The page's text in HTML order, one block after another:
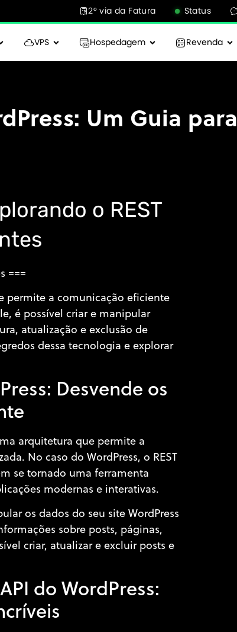
2° via da Fatura Status
VPS Hospedagem Revenda
Um Guia para
o REST
===
permite a comunicação eficiente
é possível criar e manipular
atualização e exclusão de
dessa tecnologia e explorar
Desvende os
arquitetura que permite a
No caso do WordPress, o REST
se tornado uma ferramenta
modernas e interativas.
os dados do seu site WordPress
sobre posts, páginas,
criar, atualizar e excluir posts e
do WordPress: